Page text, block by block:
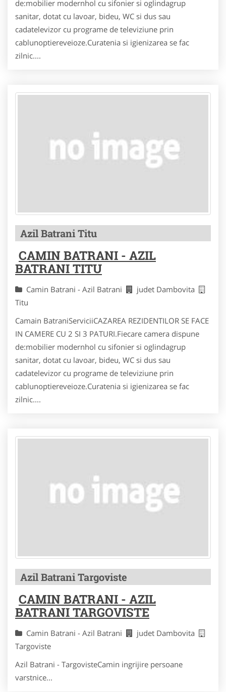
de:mobilier modernhol cu sifonier si oglindagrup
sanitar, dotat cu lavoar, bideu, WC si dus sau
cadatelevizor cu programe de televiziune prin
cablunoptiereveioze.Curatenia si igienizarea se fac
zilnic....
Azil Batrani Titu
CAMIN BATRANI - AZIL
BATRANI TITU
Camin Batrani - Azil Batrani
judet Dambovita
Titu
Camain BatraniServiciiCAZAREA REZIDENTILOR SE FACE
IN CAMERE CU 2 SI 3 PATURI.Fiecare camera dispune
de:mobilier modernhol cu sifonier si oglindagrup
sanitar, dotat cu lavoar, bideu, WC si dus sau
cadatelevizor cu programe de televiziune prin
cablunoptiereveioze.Curatenia si igienizarea se fac
zilnic....
Azil Batrani Targoviste
CAMIN BATRANI - AZIL
BATRANI TARGOVISTE
Camin Batrani - Azil Batrani
judet Dambovita
Targoviste
Azil Batrani - TargovisteCamin ingrijire persoane
varstnice...